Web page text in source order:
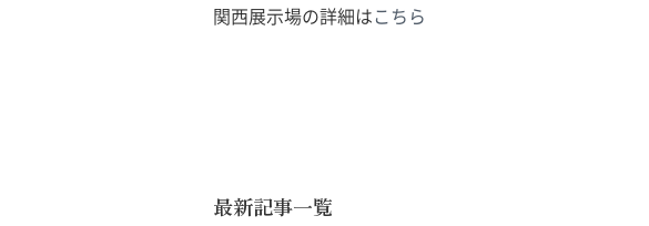
関西展示場の詳細はこちら
最新記事一覧